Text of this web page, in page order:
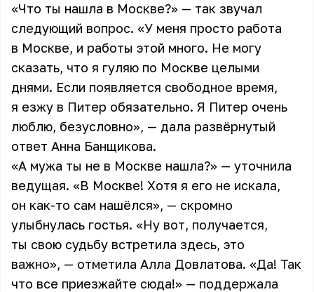
«Что ты нашла в Москве?» — так звучал
следующий вопрос. «У меня просто работа
в Москве, и работы этой много. Не могу
сказать, что я гуляю по Москве целыми
днями. Если появляется свободное время,
я езжу в Питер обязательно. Я Питер очень
люблю, безусловно», — дала развёрнутый
ответ Анна Банщикова.
«А мужа ты не в Москве нашла?» — уточнила
ведущая. «В Москве! Хотя я его не искала,
он как-то сам нашёлся», — скромно
улыбнулась гостья. «Ну вот, получается,
ты свою судьбу встретила здесь, это
важно», — отметила Алла Довлатова. «Да! Так
что все приезжайте сюда!» — поддержала